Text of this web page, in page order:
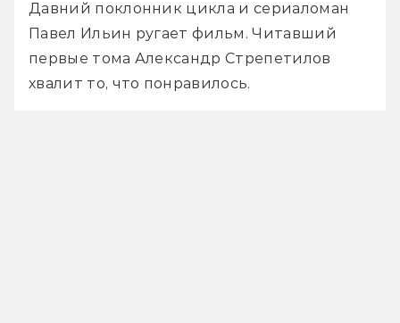
Давний поклонник цикла и сериаломан
Павел Ильин ругает фильм. Читавший
первые тома Александр Стрепетилов
хвалит то, что понравилось.